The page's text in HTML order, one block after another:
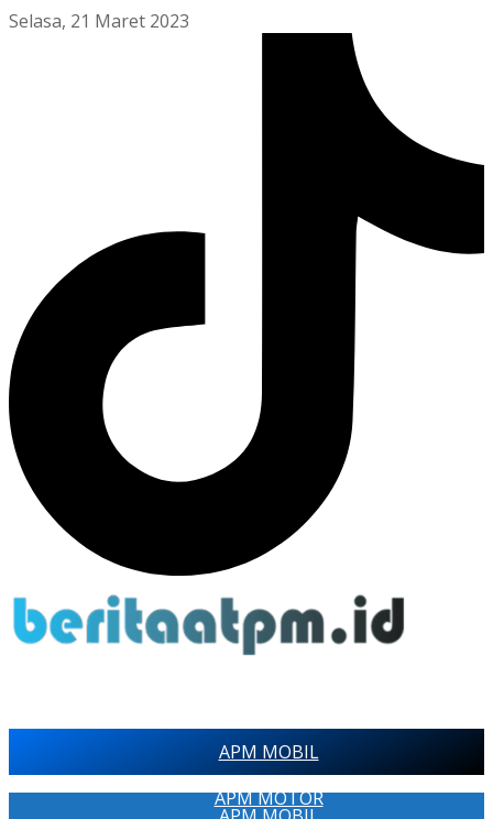
Selasa, 21 Maret 2023
APM MOBIL
APM MOTOR